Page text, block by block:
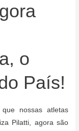
o
País!
nossas atletas
Pilatti, agora são